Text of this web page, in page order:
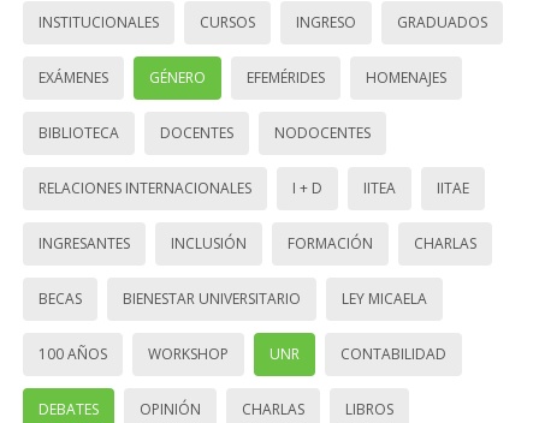
INSTITUCIONALES CURSOS INGRESO GRADUADOS
EXÁMENES GÉNERO EFEMÉRIDES HOMENAJES
BIBLIOTECA DOCENTES NODOCENTES
RELACIONES INTERNACIONALES I + D IITEA IITAE
INGRESANTES INCLUSIÓN FORMACIÓN CHARLAS
BECAS BIENESTAR UNIVERSITARIO LEY MICAELA
100 AÑOS WORKSHOP UNR CONTABILIDAD
DEBATES OPINIÓN CHARLAS LIBROS